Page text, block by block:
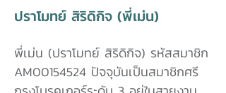
ปราโมทย์ สิริดิกิจ (พี่เม่น)
พี่เม่น (ปราโมทย์ สิริดิกิจ) รหัสสมาชิก
AM00154524 ปัจจุบันเป็นสมาชิกศรี